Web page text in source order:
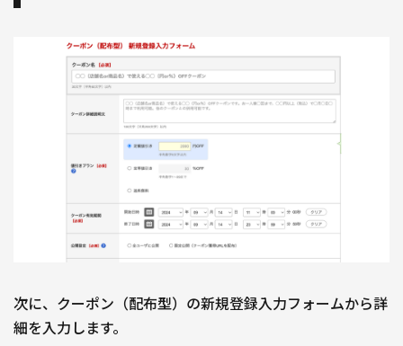
次に、クーポン（配布型）の新規登録入力フォームから詳
細を入力します。